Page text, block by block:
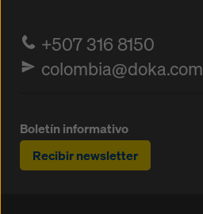
+507 316 8150
colombia@doka.com
Boletín informativo
Recibir newsletter